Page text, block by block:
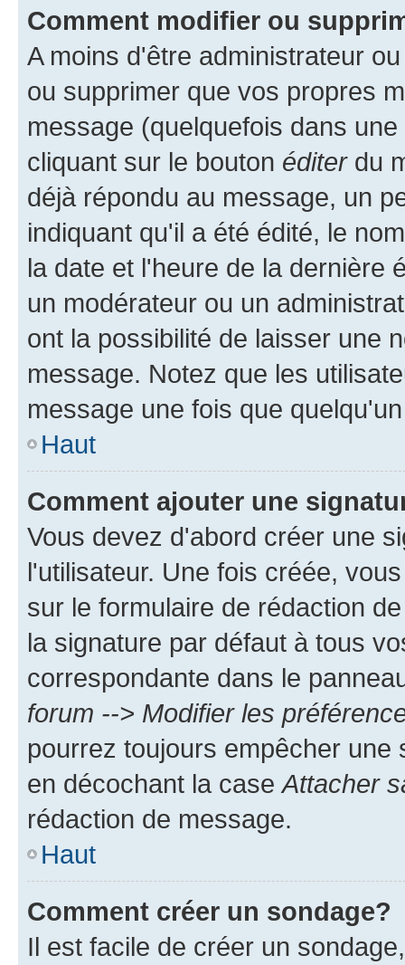
Comment modifier ou
A moins d'être administrateur
ou supprimer que vos propres
message (quelquefois dans
cliquant sur le bouton éditerdu
déjà répondu au message, un
indiquant qu'il a été édité, le
la date et l'heure de la dernière
un modérateur ou un
ont la possibilité de laisser une
message. Notez que les
message une fois que
Haut
Comment ajouter une
Vous devez d'abord créer une
l'utilisateur. Une fois créée,
sur le formulaire de rédaction
la signature par défaut à tous
correspondante dans le
forum --> Modifier les
pourrez toujours empêcher
en décochant la caseAttacher
rédaction de message.
Haut
Comment créer un sondage?
Il est facile de créer un